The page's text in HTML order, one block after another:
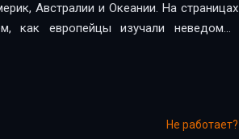
Австралии и Океании. На страницах
как европейцы изучали неведомых
и знакомились с их обычаями.
историей открытия последних
– Северного и Южного Полюсов.Не работает?